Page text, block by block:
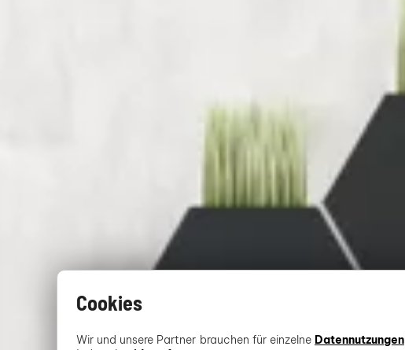
Cookies
Wir und unsere Partner brauchen für einzelne Datennutzungen